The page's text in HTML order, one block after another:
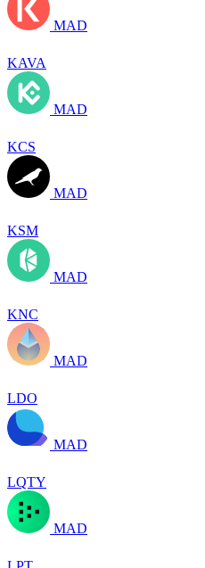
MAD
KAVA
MAD
KCS
MAD
KSM
MAD
KNC
MAD
LDO
MAD
LQTY
MAD